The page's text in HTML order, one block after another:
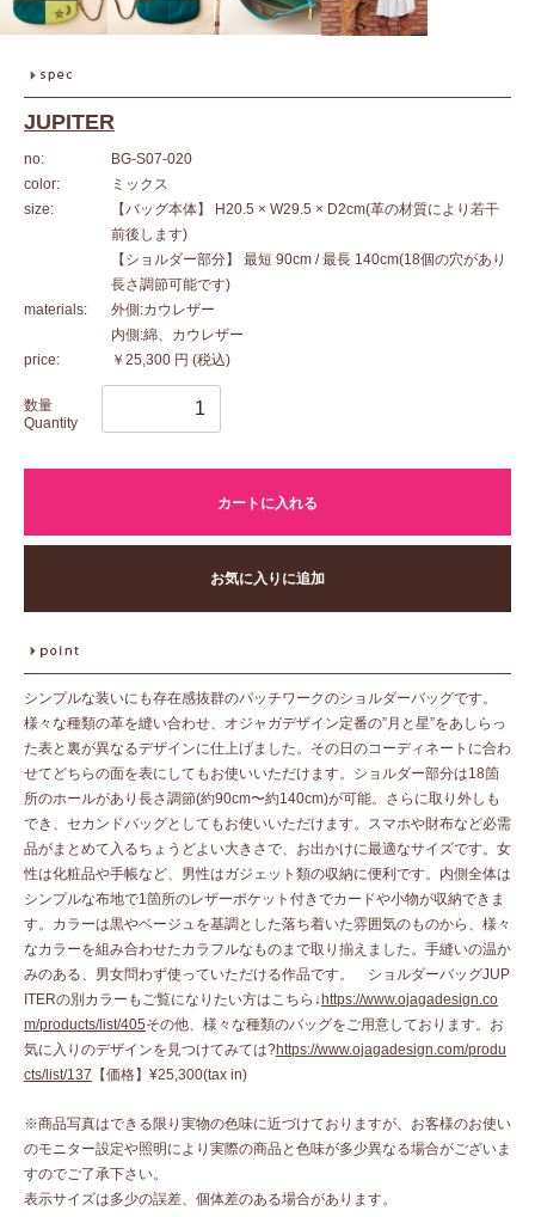
JUPITER
no:
BG-S07-020
color:
ミックス
size:
【バッグ本体】 H20.5 × W29.5 × D2cm(革の材質により若干
前後します)
【ショルダー部分】 最短 90cm / 最長 140cm(18個の穴があり
長さ調節可能です)
materials:
外側:カウレザー
内側:綿、カウレザー
price:
￥25,300 円 (税込)
数量
Quantity
カートに入れる
お気に入りに追加
シンプルな装いにも存在感抜群のパッチワークのショルダーバッグです。
様々な種類の革を縫い合わせ、オジャガデザイン定番の”月と星”をあしらっ
た表と裏が異なるデザインに仕上げました。その日のコーディネートに合わ
せてどちらの面を表にしてもお使いいただけます。ショルダー部分は18箇
所のホールがあり長さ調節(約90cm〜約140cm)が可能。さらに取り外しも
でき、セカンドバッグとしてもお使いいただけます。スマホや財布など必需
品がまとめて入るちょうどよい大きさで、お出かけに最適なサイズです。女
性は化粧品や手帳など、男性はガジェット類の収納に便利です。内側全体は
シンプルな布地で1箇所のレザーポケット付きでカードや小物が収納できま
す。カラーは黒やベージュを基調とした落ち着いた雰囲気のものから、様々
なカラーを組み合わせたカラフルなものまで取り揃えました。手縫いの温か
みのある、男女問わず使っていただける作品です。 ショルダーバッグJUP
ITERの別カラーもご覧になりたい方はこちら↓ https://www.ojagadesign.co
m/products/list/405その他、様々な種類のバッグをご用意しております。お
気に入りのデザインを見つけてみては?https://www.ojagadesign.com/produ
cts/list/137 【価格】¥25,300(tax in)
※商品写真はできる限り実物の色味に近づけておりますが、お客様のお使い
のモニター設定や照明により実際の商品と色味が多少異なる場合がございま
すのでご了承下さい。
表示サイズは多少の誤差、個体差のある場合があります。